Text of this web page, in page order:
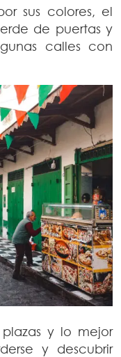
sus colores, el
de puertas y
calles con
y lo mejor
y descubrir